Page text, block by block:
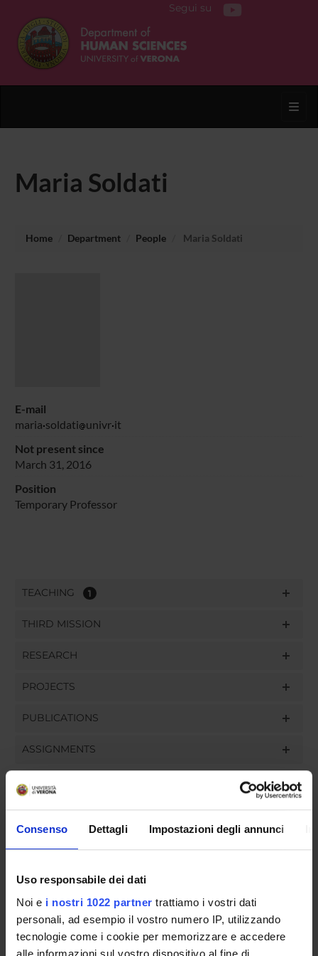
Consenso Dettagli Impostazioni degli annunci
Uso responsabile dei dati
Noi e i nostri 1022 partner trattiamo i vostri dati
personali, ad esempio il vostro numero IP, utilizzando
tecnologie come i cookie per memorizzare e accedere
alle informazioni sul vostro dispositivo al fine di
Segui su
Maria Soldati
Home Department People Maria Soldati
E-mail
maria soldati univr it
Not present since
March 31, 2016
Position
Temporary Professor
TEACHING 1
THIRD MISSION
RESEARCH
PROJECTS
PUBLICATIONS
ASSIGNMENTS
ORGANISATION
COMMITTEES
DEPARTMENT ADMINISTRATION OFFICES
STUDENT ADMINISTRATION OFFICES